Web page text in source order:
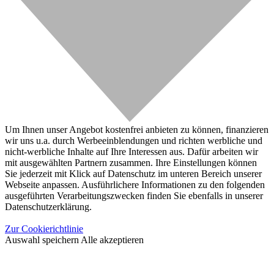
Um Ihnen unser Angebot kostenfrei anbieten zu können, finanzieren
wir uns u.a. durch Werbeeinblendungen und richten werbliche und
nicht-werbliche Inhalte auf Ihre Interessen aus. Dafür arbeiten wir
mit ausgewählten Partnern zusammen. Ihre Einstellungen können
Sie jederzeit mit Klick auf Datenschutz im unteren Bereich unserer
Webseite anpassen. Ausführlichere Informationen zu den folgenden
ausgeführten Verarbeitungszwecken finden Sie ebenfalls in unserer
Datenschutzerklärung.
Zur Cookierichtlinie
Auswahl speichern Alle akzeptieren